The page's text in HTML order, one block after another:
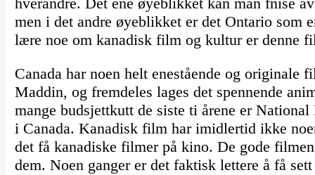
men i det andre øyeblikket er det Ontario som
lære noe om kanadisk film og kultur er denne
Canada har noen helt enestående og originale
Maddin, og fremdeles lages det spennende
mange budsjettkutt de siste ti årene er
i Canada. Kanadisk film har imidlertid ikke
det få kanadiske filmer på kino. De gode
dem. Noen ganger er det faktisk lettere å få